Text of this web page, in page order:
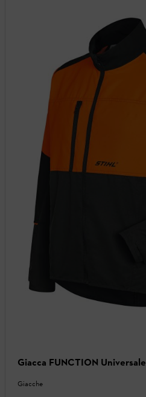
Giacca FUNCTION Universale
Giacche